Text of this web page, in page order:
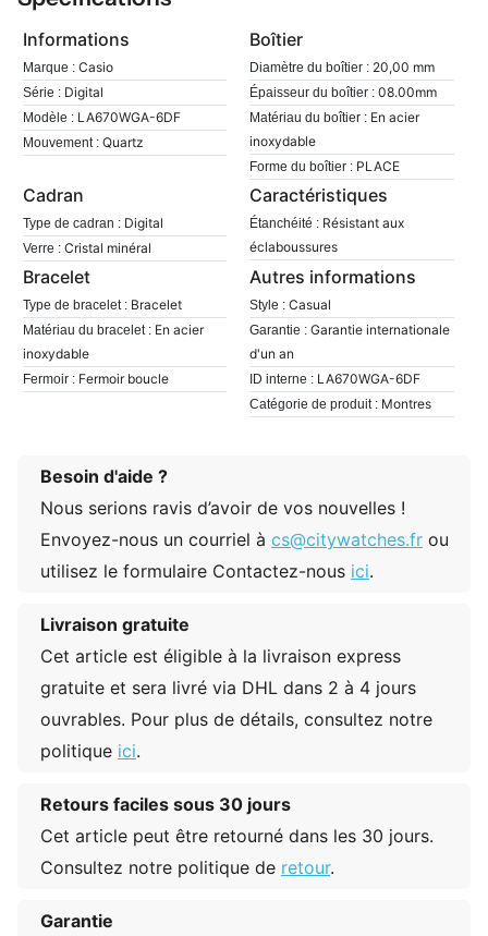
Informations
Marque : Casio
Série : Digital
Modèle : LA670WGA-6DF
Mouvement : Quartz
Boîtier
Diamètre du boîtier : 20,00 mm
Épaisseur du boîtier : 08.00mm
Matériau du boîtier : En acier
inoxydable
Forme du boîtier : PLACE
Cadran
Type de cadran : Digital
Verre : Cristal minéral
Caractéristiques
Étanchéité : Résistant aux
éclaboussures
Bracelet
Type de bracelet : Bracelet
Matériau du bracelet : En acier
inoxydable
Fermoir : Fermoir boucle
Autres informations
Style : Casual
Garantie : Garantie internationale
d'un an
ID interne : LA670WGA-6DF
Catégorie de produit : Montres
Besoin d'aide ?
Nous serions ravis d’avoir de vos nouvelles !
Envoyez-nous un courriel à cs@citywatches.fr ou
utilisez le formulaire Contactez-nous ici.
Livraison gratuite
Cet article est éligible à la livraison express
gratuite et sera livré via DHL dans 2 à 4 jours
ouvrables. Pour plus de détails, consultez notre
politique ici.
Retours faciles sous 30 jours
Cet article peut être retourné dans les 30 jours.
Consultez notre politique de retour.
Garantie